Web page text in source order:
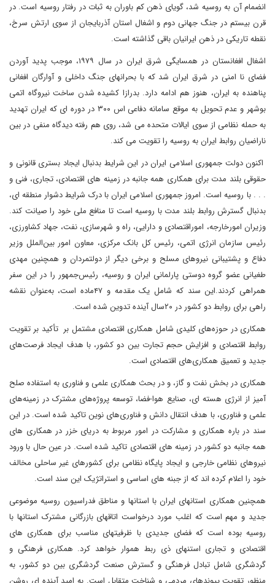
انضمام آن به روسیه شد، گویای ذهن کم باوران به ثبات در رفتار روسیه است. در
قرن بیستم در جنگ جهانی دوم و اشغال استان آذربایجان از سوی ارتش سرخ،
نقطه تاریکی در ذهن ایرانیان باقی گذاشته است.
اشغال افغانستان در همسایگی شرق ایران در سال ۱۹۷۹، موجب پدید آوردن
فضای نا امنی در شرق ایران شد که با بحرانهای جنگ داخلی و آوارگان افغانی
پناهنده به ایران، هنوز هم ادامه دارد. بدرازا کشیده شدن ساخت نیروگاه اتمی
بوشهر و عدم تحویل به موقع سامانه دفاعی اس ۳۰۰ در دوره ای که ایران تهدید
به حمله نظامی از سوی ایالات متحده می شد، روی هم رفته دیدگاه منفی در بین
ناراضیان روابط ایران به روسیه را تقویت می کند.
اکنون دولت جمهوری اسلامی ایران در این شرایط بدنبال ایجاد بستری قانونی و
حقوقی بلند مدت برای همکاری همه جانبه در زمینه های اقتصادی، تجاری، فنی و
. . . با روسیه است. امروز جمهوری اسلامی ایران با درک شرایط دشوار منطقه ای،
بدنبال گسترش روابط بلند مدت با روسیه است تا منافع ملی خود را صیانت کند.
وزیران امورخارجه، اموراقتصادی و دارایی، راه و شهرسازی، نفت، جهاد کشاورزی،
رئیس سازمان انرژی اتمی، رئیس کل بانک مرکزی، معاون امور بین‌الملل وزیر
دفاع و پشتیبانی نیروهای مسلح و برخی دیگر از دولتمردان و همچنین مهدی
طغیانی عضو گروه دوستی پارلمانی ایران و روسیه، رئیس‌جمهور را در این سفر
همراهی کردند.این سند که شامل یک مقدمه و ۴۷ماده است، به‌عنوان نقشه
راهی برای روابط دو کشور در ۲۰سال آینده تدوین شده است.
همکاری در حوزه‌های کلیدی شامل همکاری اقتصادی مشتمل بر تأکید بر تقویت
روابط اقتصادی و افزایش حجم تجارت بین دو کشور، با هدف ایجاد فرصت‌های
جدید و تعمیق همکاری‌های اقتصادی است.
همکاری در بخش نفت و گاز، و در بحث همکاری علمی و فناوری به استفاده صلح
آمیز از انرژی هسته ای، صنایع هوا-فضا، توسعه پروژه‌های مشترک در زمینه‌های
علمی و فناوری، با هدف انتقال دانش و فناوری‌های نوین تاکید شده است. در این
سند در باره همکاری و مشارکت در امور مربوط به دریای خزر در همکاری های
همه جانبه دو کشور در زمینه های اقتصادی تاکید شده است. در عین حال با ورود
نیروهای نظامی خارجی و ایجاد پایگاه نظامی برای کشورهای غیر ساحلی مخالف
خود را اعلام کرده اند که از جبنه های اساسی و استراتژیک این سند است.
همچنین همکاری استانهای ایران با استانها و مناطق فدراسیون روسیه موضوعی
جدید و مهم است که اغلب مورد درخواست اتاقهای بازرگانی مشترک استانها با
روسیه بوده است که فضای جدیدی با ظرفیتهای مناسب برای همکاری های
اقتصادی و تجاری استنهای ذی ربط هموار خواهد کرد. همکاری فرهنگی و
گردشگری شامل تبادل فرهنگی و گسترش صنعت گردشگری بین دو کشور، به‌